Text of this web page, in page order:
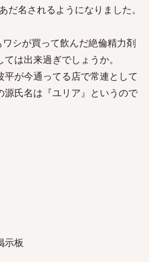
だ名されるようになりました。
シが買って飲んだ絶倫精力剤
は出来過ぎでしょうか。
が今通ってる店で常連として
氏名は『ユリア』というので
示板